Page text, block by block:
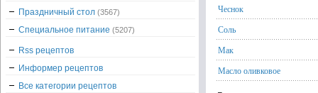
Чеснок
Соль
Мак
Масло оливковое
Праздничный стол (3567)
Специальное питание (5207)
Rss рецептов
Информер рецептов
Все категории рецептов